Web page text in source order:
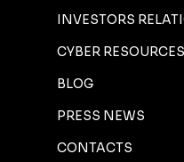
INVESTORS
CYBER RESOURCES
BLOG
PRESS NEWS
CONTACTS